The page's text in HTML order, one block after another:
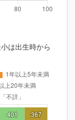
は出生時から